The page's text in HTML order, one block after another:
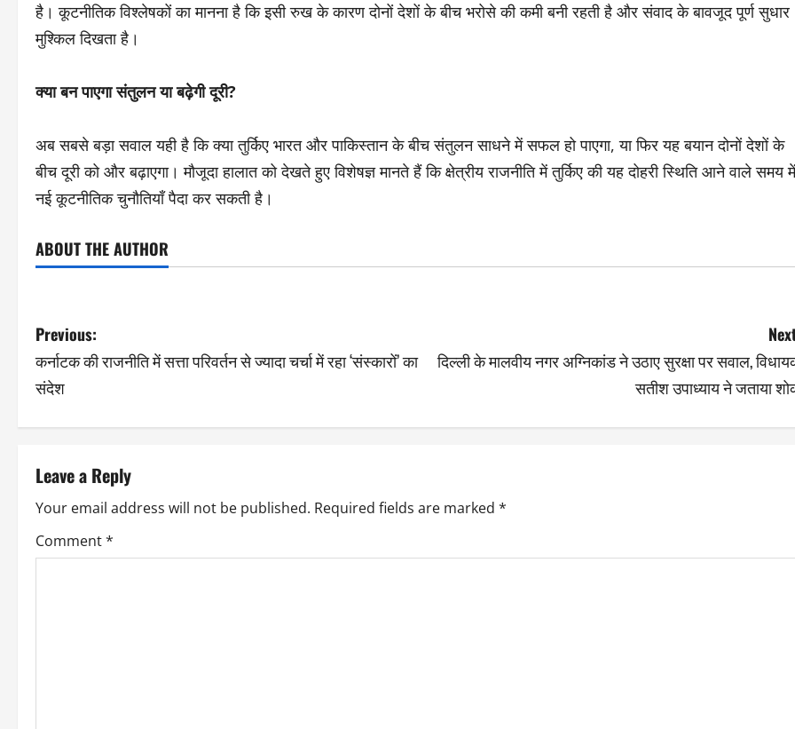
है। कूटनीतिक विश्लेषकों का मानना है कि इसी रुख के कारण दोनों देशों के बीच भरोसे की कमी बनी रहती है और संवाद के बावजूद पूर्ण सुधार
मुश्किल दिखता है।
क्या बन पाएगा संतुलन या बढ़ेगी दूरी?
अब सबसे बड़ा सवाल यही है कि क्या तुर्किए भारत और पाकिस्तान के बीच संतुलन साधने में सफल हो पाएगा, या फिर यह बयान दोनों देशों के
बीच दूरी को और बढ़ाएगा। मौजूदा हालात को देखते हुए विशेषज्ञ मानते हैं कि क्षेत्रीय राजनीति में तुर्किए की यह दोहरी स्थिति आने वाले समय में
नई कूटनीतिक चुनौतियाँ पैदा कर सकती है।
ABOUT THE AUTHOR
Previous:
कर्नाटक की राजनीति में सत्ता परिवर्तन से ज्यादा चर्चा में रहा ‘संस्कारों’ का
संदेश
दिल्ली के मालवीय नगर अग्निकांड ने उठाए सुरक्षा पर सवाल,
सतीश उपाध्याय ने जताया
Leave a Reply
Your email address will not be published. Required fields are marked *
Comment*